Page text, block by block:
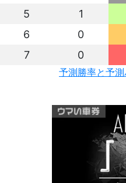
5
1
6
0
7
0
予測勝率と予